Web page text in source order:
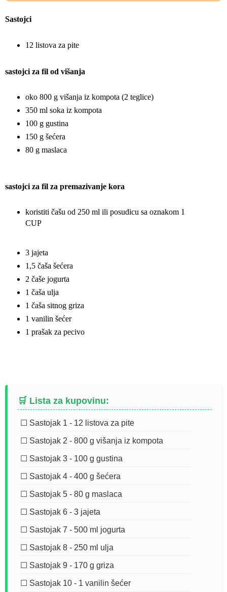
Sastojci
12 listova za pite
sastojci za fil od višanja
oko 800 g višanja iz kompota (2 teglice)
350 ml soka iz kompota
100 g gustina
150 g šećera
80 g maslaca
sastojci za fil za premazivanje kora
koristiti čašu od 250 ml ili posudicu sa oznakom 1
CUP
3 jajeta
1,5 čaša šećera
2 čaše jogurta
1 čaša ulja
1 čaša sitnog griza
1 vanilin šećer
1 prašak za pecivo
🛒 Lista za kupovinu:
☐ Sastojak 1 - 12 listova za pite
☐ Sastojak 2 - 800 g višanja iz kompota
☐ Sastojak 3 - 100 g gustina
☐ Sastojak 4 - 400 g šećera
☐ Sastojak 5 - 80 g maslaca
☐ Sastojak 6 - 3 jajeta
☐ Sastojak 7 - 500 ml jogurta
☐ Sastojak 8 - 250 ml ulja
☐ Sastojak 9 - 170 g griza
☐ Sastojak 10 - 1 vanilin šećer